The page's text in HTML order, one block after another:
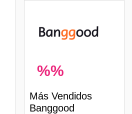
%%
Más Vendidos
Banggood